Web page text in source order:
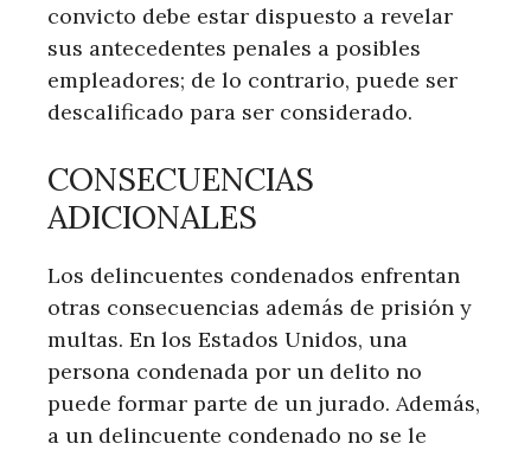
convicto debe estar dispuesto a revelar
sus antecedentes penales a posibles
empleadores; de lo contrario, puede ser
descalificado para ser considerado.
CONSECUENCIAS
ADICIONALES
Los delincuentes condenados enfrentan
otras consecuencias además de prisión y
multas. En los Estados Unidos, una
persona condenada por un delito no
puede formar parte de un jurado. Además,
a un delincuente condenado no se le